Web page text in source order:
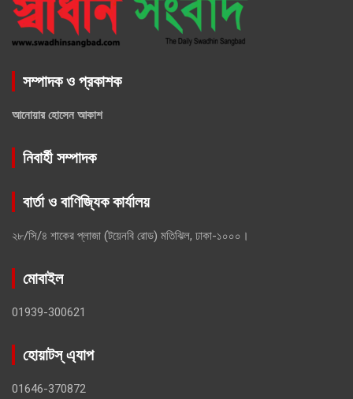
সম্পাদক ও প্রকাশক
আনোয়ার হোসেন আকাশ
নিবার্হী সম্পাদক
বার্তা ও বাণিজ্যিক কার্যালয়
২৮/সি/৪ শাকের প্লাজা (টয়েনবি রোড) মতিঝিল, ঢাকা-১০০০।
মোবাইল
01939-300621
হোয়াটস্ এ্যাপ
01646-370872